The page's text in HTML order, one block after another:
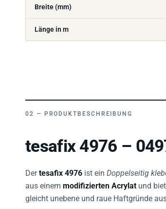
Breite (mm)
Länge in m
PRODUKTBESCHREIBUNG
tesafix 4976 –
Dertesafix 4976 ist ein Doppelseitig
aus einem modifizierten Acrylat und
gleicht unebene und raue Haftgründe